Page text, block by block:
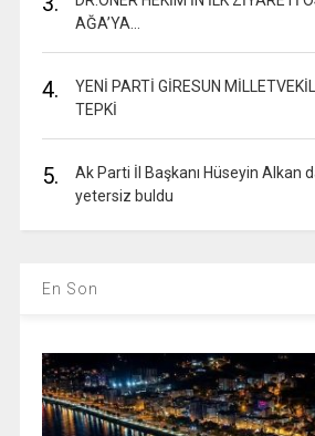
AĞA’YA…
4.
YENİ PARTİ GİRESUN
TEPKİ
5.
Ak Parti İl Başkanı Hüseyin Alkan
yetersiz buldu
En Son